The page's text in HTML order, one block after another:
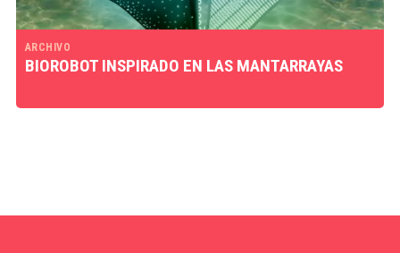
ARCHIVO
BIOROBOT INSPIRADO EN LAS MANTARRAYAS